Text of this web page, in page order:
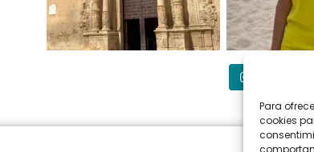
Para
cookies